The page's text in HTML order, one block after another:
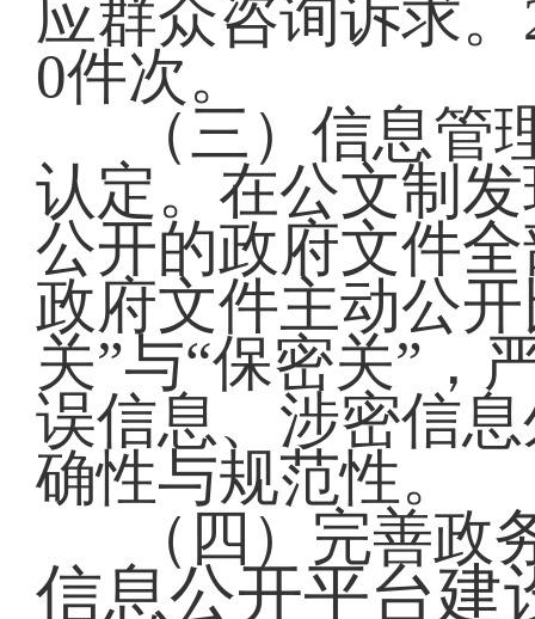
应群众咨询诉求
0件次。
（三）信息
认定。在公文制
公开的政府文件
政府文件主动公
关”与“保密关”，
误信息、涉密信
确性与规范性。
（四）完善政
信息公开平台建